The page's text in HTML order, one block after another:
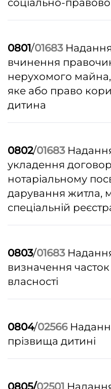
соціально-
0801/01683
вчинення
нерухомого майна,
яке або право
дитина
0802/01683
укладення
нотаріальному
дарування житла,
спеціальній
0803/01683
визначення часток
власності
0804/02566
прізвища дитині
0805/02501